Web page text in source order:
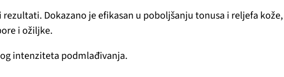
Dokazano je efikasan u poboljšanju tonusa i reljefa
i ožiljke.
intenziteta podmlađivanja.